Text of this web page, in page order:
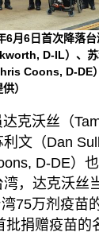
6月6日首次降落
D-IL）、
Coons, D-DE
）
克沃丝（
文（Dan
D-DE）
，达克沃丝
75万剂疫苗
批捐赠疫苗的